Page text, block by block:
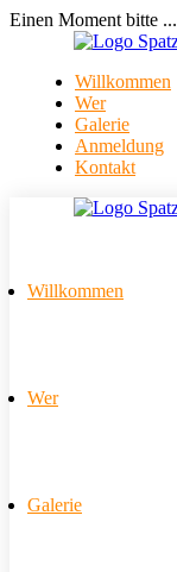
Einen Moment bitte ...
Willkommen
Wer
Galerie
Anmeldung
Kontakt
Willkommen
Wer
Galerie